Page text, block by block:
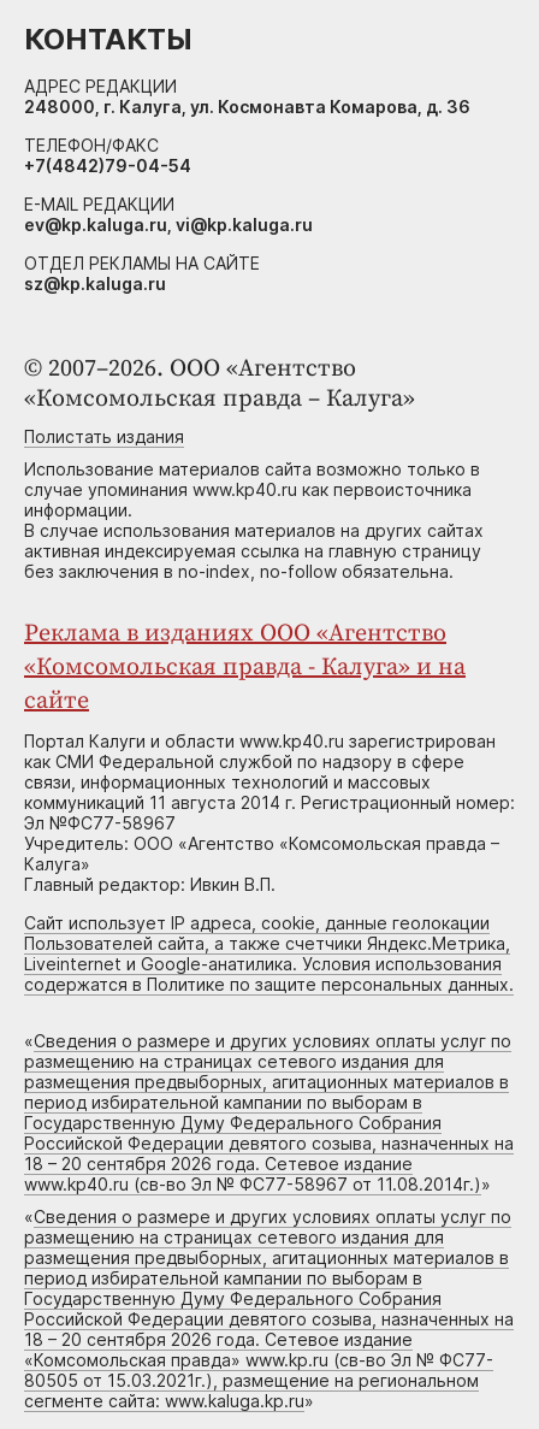
© 2007–2026. ООО «Агентство
«Комсомольская правда – Калуга»
Полистать издания
Использование материалов сайта возможно только в
случае упоминания www.kp40.ru как первоисточника
информации.
В случае использования материалов на других сайтах
активная индексируемая ссылка на главную страницу
без заключения в no-index, no-follow обязательна.
Реклама в изданиях ООО «Агентство
«Комсомольская правда - Калуга» и на
сайте
Портал Калуги и области www.kp40.ru зарегистрирован
как СМИ Федеральной службой по надзору в сфере
связи, информационных технологий и массовых
коммуникаций 11 августа 2014 г. Регистрационный номер:
Эл №ФС77-58967
Учредитель: ООО «Агентство «Комсомольская правда –
Калуга»
Главный редактор: Ивкин В.П.
Сайт использует IP адреса, cookie, данные геолокации
Пользователей сайта, а также счетчики Яндекс.Метрика,
Liveinternet и Google-анатилика. Условия использования
содержатся в Политике по защите персональных данных.
«Сведения о размере и других условиях оплаты услуг по
размещению на страницах сетевого издания для
размещения предвыборных, агитационных материалов в
период избирательной кампании по выборам в
Государственную Думу Федерального Собрания
Российской Федерации девятого созыва, назначенных на
18 – 20 сентября 2026 года. Сетевое издание
www.kp40.ru (св-во Эл № ФС77-58967 от 11.08.2014г.)»
«Сведения о размере и других условиях оплаты услуг по
размещению на страницах сетевого издания для
размещения предвыборных, агитационных материалов в
период избирательной кампании по выборам в
Государственную Думу Федерального Собрания
Российской Федерации девятого созыва, назначенных на
18 – 20 сентября 2026 года. Сетевое издание
«Комсомольская правда» www.kp.ru (св-во Эл № ФС77-
80505 от 15.03.2021г.), размещение на региональном
сегменте сайта: www.kaluga.kp.ru»
КОНТАКТЫ
АДРЕС РЕДАКЦИИ
248000, г. Калуга, ул. Космонавта Комарова, д. 36
ТЕЛЕФОН/ФАКС
+7(4842)79-04-54
E-MAIL РЕДАКЦИИ
ev@kp.kaluga.ru, vi@kp.kaluga.ru
ОТДЕЛ РЕКЛАМЫ НА САЙТЕ
sz@kp.kaluga.ru